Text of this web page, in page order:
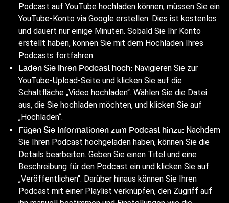
Podcast auf YouTube hochladen können, müssen Sie ein
YouTube-Konto via Google erstellen. Dies ist kostenlos
und dauert nur einige Minuten. Sobald Sie Ihr Konto
erstellt haben, können Sie mit dem Hochladen Ihres
Podcasts fortfahren.
Laden Sie Ihren Podcast hoch: Navigieren Sie zur
YouTube-Upload-Seite und klicken Sie auf die
Schaltfläche „Video hochladen“. Wählen Sie die Datei
aus, die Sie hochladen möchten, und klicken Sie auf
„Hochladen“.
Fügen Sie Informationen zum Podcast hinzu: Nachdem
Sie Ihren Podcast hochgeladen haben, können Sie die
Details bearbeiten. Geben Sie einen Titel und eine
Beschreibung für den Podcast ein und klicken Sie auf
„Veröffentlichen“. Darüber hinaus können Sie Ihren
Podcast mit einer Playlist verknüpfen, den Zugriff auf